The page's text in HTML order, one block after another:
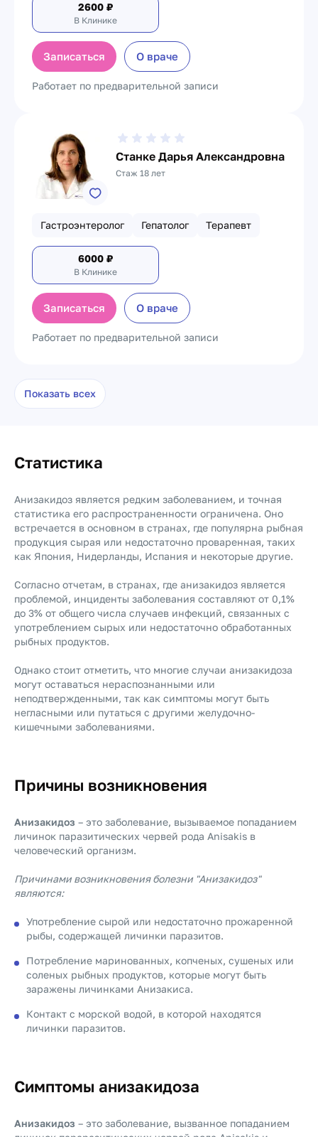
2600 ₽
В Клинике
Записаться О враче
Работает по предварительной записи
Станке Дарья Александровна
Стаж 18 лет
Гастроэнтеролог Гепатолог Терапевт
6000 ₽
В Клинике
Записаться О враче
Работает по предварительной записи
Показать всех
Статистика
Анизакидоз является редким заболеванием, и точная
статистика его распространенности ограничена. Оно
встречается в основном в странах, где популярна рыбная
продукция сырая или недостаточно проваренная, таких
как Япония, Нидерланды, Испания и некоторые другие.
Согласно отчетам, в странах, где анизакидоз является
проблемой, инциденты заболевания составляют от 0,1%
до 3% от общего числа случаев инфекций, связанных с
употреблением сырых или недостаточно обработанных
рыбных продуктов.
Однако стоит отметить, что многие случаи анизакидоза
могут оставаться нераспознанными или
неподтвержденными, так как симптомы могут быть
негласными или путаться с другими желудочно-
кишечными заболеваниями.
Причины возникновения
Анизакидоз – это заболевание, вызываемое попаданием
личинок паразитических червей рода Anisakis в
человеческий организм.
Причинами возникновения болезни "Анизакидоз"
являются:
Употребление сырой или недостаточно прожаренной
рыбы, содержащей личинки паразитов.
Потребление маринованных, копченых, сушеных или
соленых рыбных продуктов, которые могут быть
заражены личинками Анизакиса.
Контакт с морской водой, в которой находятся
личинки паразитов.
Симптомы анизакидоза
Анизакидоз – это заболевание, вызванное попаданием